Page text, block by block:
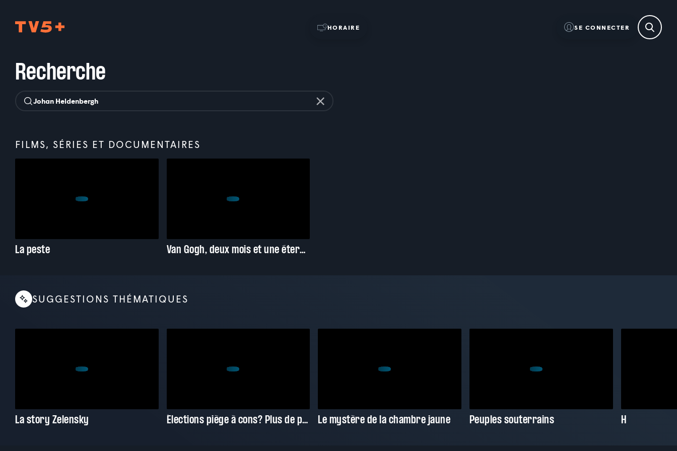
HORAIRE SE CONNECTER
Recherche
FILMS, SÉRIES ET DOCUMENTAIRES
La peste Van Gogh, deux mois et une éternité
SUGGESTIONS THÉMATIQUES
La story Zelensky Élections piège à cons? Plus de pouvoir pour les citoyens? Le mystère de la chambre jaune Peuples souterrains H